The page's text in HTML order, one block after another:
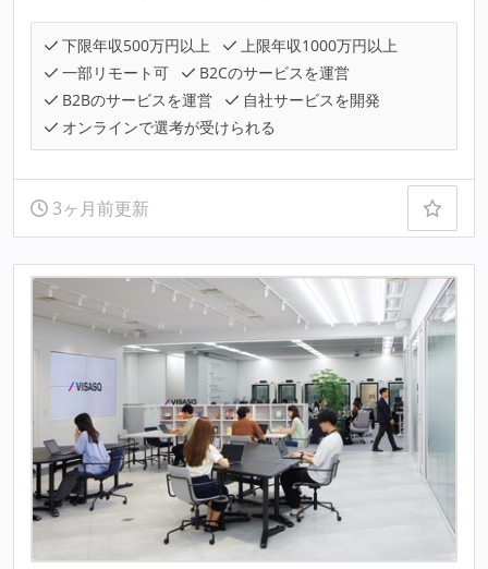
下限年収500万円以上
上限年収1000万円以上
一部リモート可
B2Cのサービスを運営
B2Bのサービスを運営
自社サービスを開発
オンラインで選考が受けられる
3ヶ月前更新